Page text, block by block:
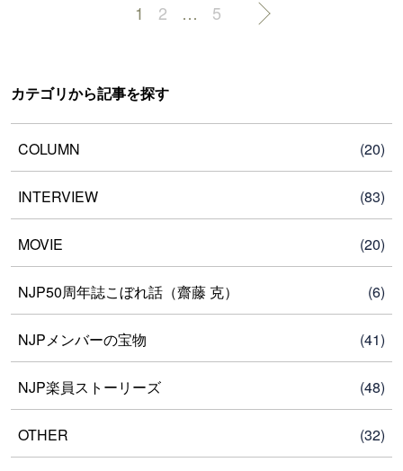
1 2 … 5
カテゴリから記事を探す
COLUMN (20)
INTERVIEW (83)
MOVIE (20)
NJP50周年誌こぼれ話（齋藤 克） (6)
NJPメンバーの宝物 (41)
NJP楽員ストーリーズ (48)
OTHER (32)